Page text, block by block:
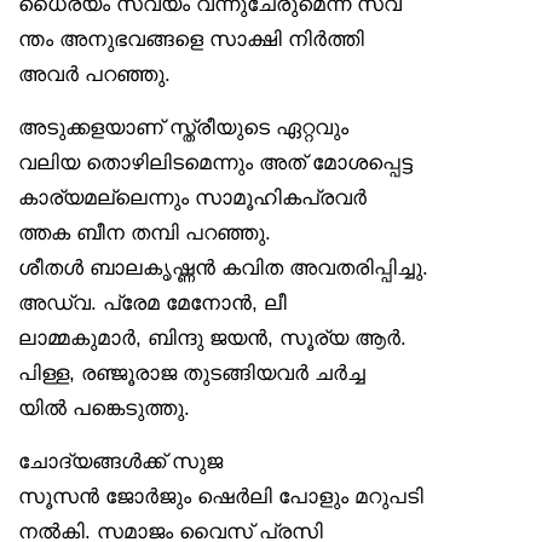
ന്തം അനുഭവങ്ങളെ സാക്ഷി നിർത്തി
അവർ പറഞ്ഞു.
അടുക്കളയാണ് സ്ത്രീയുടെ ഏറ്റവും
വലിയ തൊഴിലിടമെന്നും അത് മോശപ്പെട്ട
കാര്യമല്ലെന്നും സാമൂഹികപ്രവർ
ത്തക ബീന തമ്പി പറഞ്ഞു.
ശീതൾ ബാലകൃഷ്ണൻ കവിത അവതരിപ്പിച്ചു.
അഡ്വ. പ്രേമ മേനോൻ, ലീ
ലാമ്മകുമാർ, ബിന്ദു ജയൻ, സൂര്യ ആർ.
പിള്ള, രഞ്ജൂരാജ തുടങ്ങിയവർ ചർച്ച
യിൽ പങ്കെടുത്തു.
ചോദ്യങ്ങൾക്ക് സുജ
സൂസൻ ജോർജും ഷെർലി പോളും മറുപടി
നൽകി. സമാജം വൈസ് പ്രസി